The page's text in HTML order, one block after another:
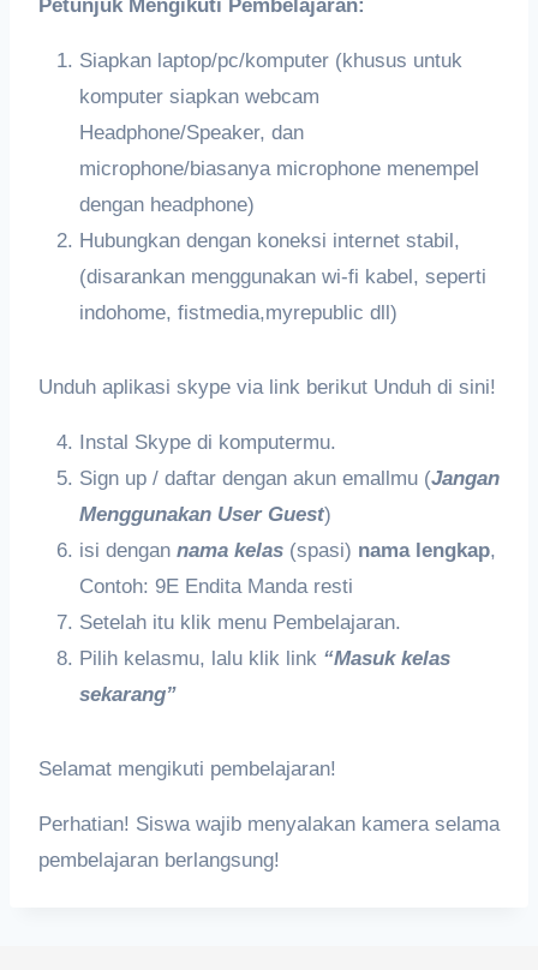
Petunjuk Mengikuti Pembelajaran:
Siapkan laptop/pc/komputer (khusus untuk
komputer siapkan webcam
Headphone/Speaker, dan
microphone/biasanya microphone menempel
dengan headphone)
Hubungkan dengan koneksi internet stabil,
(disarankan menggunakan wi-fi kabel, seperti
indohome, fistmedia,myrepublic dll)
Unduh aplikasi skype via link berikut Unduh di sini!
Instal Skype di komputermu.
Sign up / daftar dengan akun emallmu (Jangan
Menggunakan User Guest)
isi dengan nama kelas (spasi) nama lengkap,
Contoh: 9E Endita Manda resti
Setelah itu klik menu Pembelajaran.
Pilih kelasmu, lalu klik link “Masuk kelas
sekarang”
Selamat mengikuti pembelajaran!
Perhatian! Siswa wajib menyalakan kamera selama
pembelajaran berlangsung!